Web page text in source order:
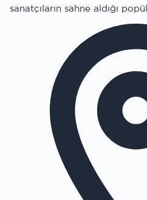
sanatçıların sahne aldığı